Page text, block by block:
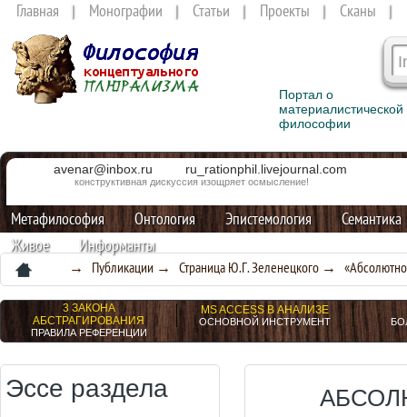
avenar@inbox.ru ru_rationphil.livejournal.com
конструктивная дискуссия изощряет осмысление!
Главная Монографии Статьи Проекты Сканы
Метафилософия Онтология Эпистемология
Семантика
Живое
Информанты
Портал о
материалистической
философии
→ Публикации → Страница Ю.Г. Зеленецкого →
3 ЗАКОНА
АБСТРАГИРОВАНИЯ
ПРАВИЛА РЕФЕРЕНЦИИ
MS ACCESS В АНАЛИЗЕ
ОСНОВНОЙ ИНСТРУМЕНТ
Эссе раздела